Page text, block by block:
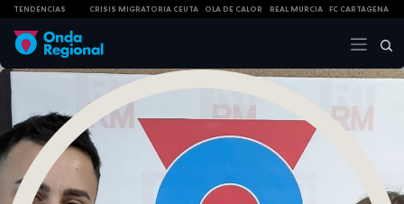
TENDENCIAS CRISIS MIGRATORIA CEUTA OLA DE CALOR REAL MURCIA FC CARTAGENA